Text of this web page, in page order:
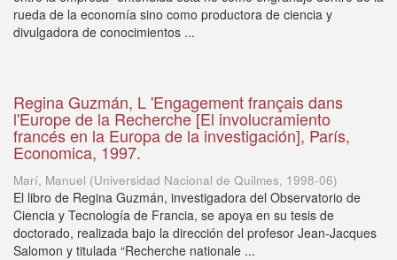
rueda de la economía sino como productora de ciencia y
divulgadora de conocimientos ...
Regina Guzmán, L 'Engagement français dans
l'Europe de la Recherche [El involucramiento
francés en la Europa de la investigación], París,
Economica, 1997.
Marí, Manuel (Universidad Nacional de Quilmes, 1998-06)
El libro de Regina Guzmán, investigadora del Observatorio de
Ciencia y Tecnología de Francia, se apoya en su tesis de
doctorado, realizada bajo la dirección del profesor Jean-Jacques
Salomon y titulada “Recherche nationale ...